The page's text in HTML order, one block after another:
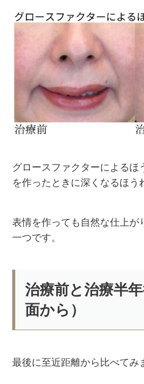
グロースファクターによるほ
を作ったときに深くなるほう
表情を作っても自然な仕上が
一つです。
治療前と治療半
面から）
最後に至近距離から比べてみ